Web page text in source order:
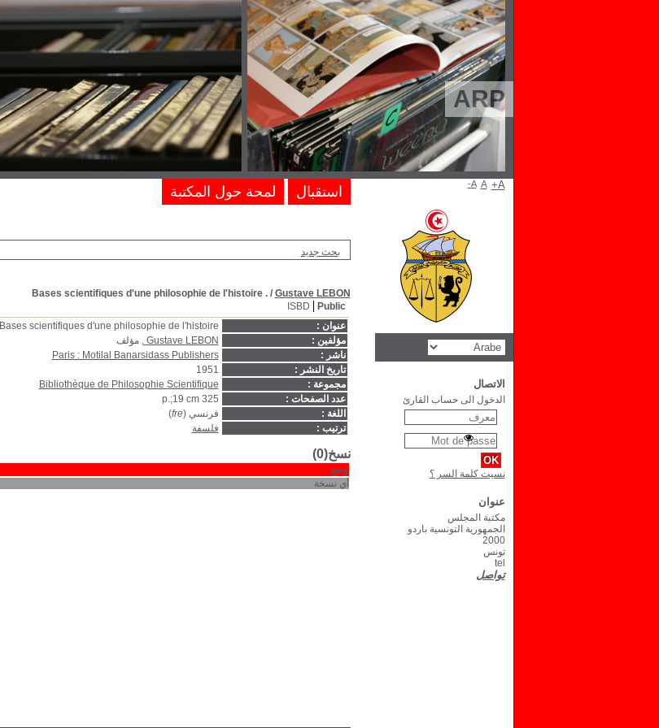
ARP
بحث جديد
Bases scientifiques d'une philosophie de l'histoire ./ Gustave LEBON
Public
ISBD
عنوان :
Bases scientifiques d'une philosophie de l'histoire .
مؤلفين :
Gustave LEBON , مؤلف
ناشر :
Paris : Motilal Banarsidass Publishers
تاريخ النشر :
1951
مجموعة :
Bibliothèque de Philosophie Scientifique
عدد الصفحات :
325 p.;19 cm
اللغة :
فرنسي (fre
)
ترتيب :
فلسفة
نسخ(0)
وضع
أي نسخة
استقبال لمحة حول المكتبة A- A A+
الاتصال
الدخول الى حساب القارئ
نسيت كلمة السر ؟
عنوان
مكتبة المجلس
الجمهورية التونسية باردو
2000
تونس
tel
تواصل